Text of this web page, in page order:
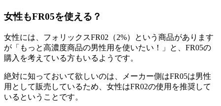
女性もFR05を使える？
女性には、フォリックスFR02（2%）という商品があります
が「もっと高濃度商品の男性用を使いたい！」と、FR05の
購入を考えている方もいるようです。
絶対に知っておいて欲しいのは、
メーカー側はFR05は男性
用として販売しているため、女性はFR02の使用を推奨して
いるということです。